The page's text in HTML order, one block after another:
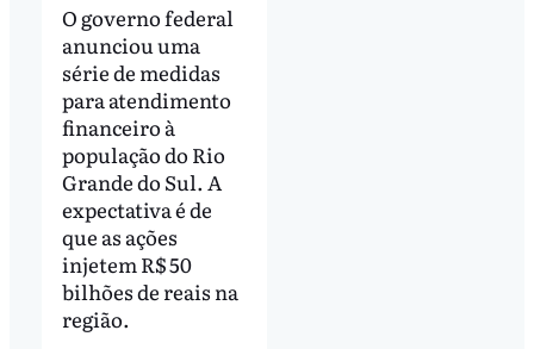
O governo federal
anunciou uma
série de medidas
para atendimento
financeiro à
população do Rio
Grande do Sul. A
expectativa é de
que as ações
injetem R$ 50
bilhões de reais na
região.